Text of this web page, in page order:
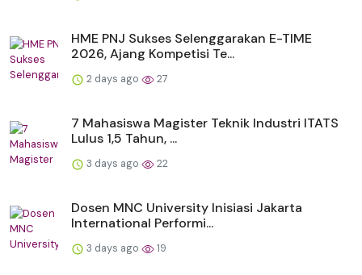
HME PNJ Sukses Selenggarakan E-TIME
2026, Ajang Kompetisi Te...
2 days ago 27
7 Mahasiswa Magister Teknik Industri ITATS
Lulus 1,5 Tahun, ...
3 days ago 22
Dosen MNC University Inisiasi Jakarta
International Performi...
3 days ago 19